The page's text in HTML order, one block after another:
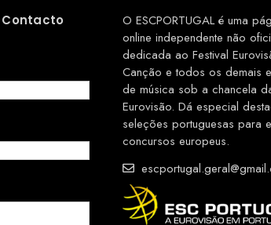
Contacto
O ESCPORTUGAL é uma
online independente não
dedicada ao Festival
Canção e todos os demais
de música sob a chancela
Eurovisão. Dá especial
seleções portuguesas para
concursos europeus.